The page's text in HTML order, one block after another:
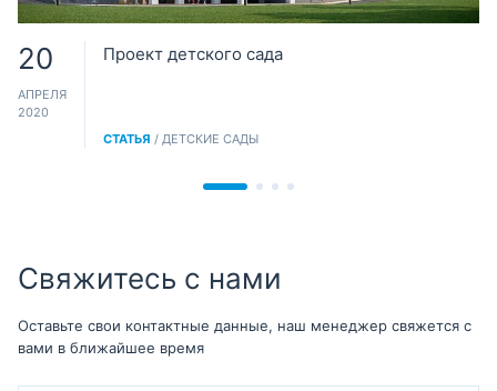
20
АПРЕЛЯ
2020
Проект детского сада
СТАТЬЯ / ДЕТСКИЕ САДЫ
Свяжитесь с нами
Оставьте свои контактные данные, наш менеджер свяжется с
вами в ближайшее время